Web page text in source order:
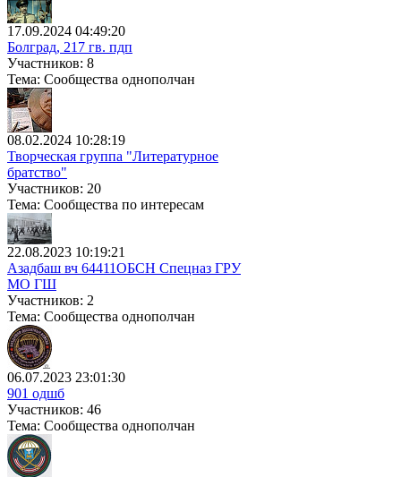
17.09.2024 04:49:20
Болград, 217 гв. пдп
Участников: 8
Тема: Сообщества однополчан
08.02.2024 10:28:19
Творческая группа "Литературное
братство"
Участников: 20
Тема: Сообщества по интересам
22.08.2023 10:19:21
Азадбаш вч 64411ОБСН Спецназ ГРУ
МО ГШ
Участников: 2
Тема: Сообщества однополчан
06.07.2023 23:01:30
901 одшб
Участников: 46
Тема: Сообщества однополчан